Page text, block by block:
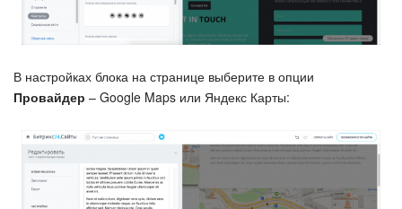
Проекты AI
Календарь
Диск
База знаний
В настройках блока на странице выберите в опции
Провайдер – Google Maps или Яндекс Карты: